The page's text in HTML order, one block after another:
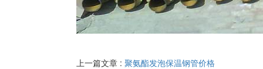
上一篇文章 : 聚氨酯发泡保温钢管价格